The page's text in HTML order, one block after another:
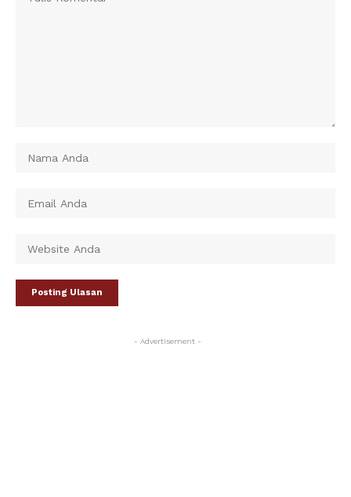
- Advertisement -